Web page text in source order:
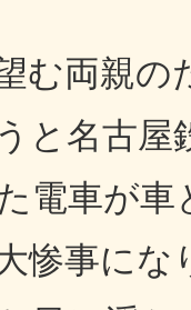
む両親の
と名古屋
電車が
惨事に